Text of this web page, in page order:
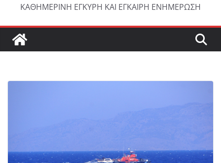
ΚΑΘΗΜΕΡΙΝΗ ΕΓΚΥΡΗ ΚΑΙ ΕΓΚΑΙΡΗ ΕΝΗΜΕΡΩΣΗ